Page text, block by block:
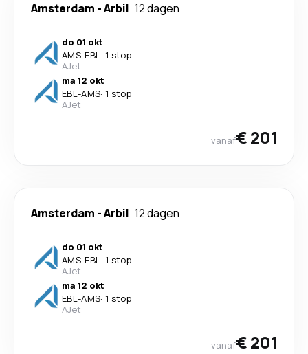
Amsterdam -Arbil 12 dagen
do 01 okt
AMS-EBL· 1 stop
AJet
ma 12 okt
EBL-AMS· 1 stop
AJet
vanaf€ 201
Amsterdam -Arbil 12 dagen
do 01 okt
AMS-EBL· 1 stop
AJet
ma 12 okt
EBL-AMS· 1 stop
AJet
vanaf€ 201